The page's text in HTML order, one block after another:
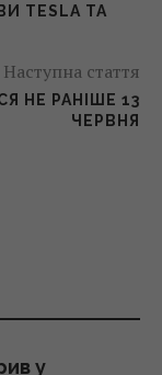
TESLA ТА
Наступна стаття
НЕ РАНІШЕ 13
ЧЕРВНЯ
у